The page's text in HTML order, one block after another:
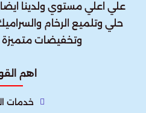
علي اعلي مستوي ولدينا
حلي وتلميع الرخام
وتخفيضات متميزة
اهم
خدمات